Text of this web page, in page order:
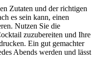
Zutaten und der richtigen
es sein kann, einen
Nutzen Sie die
zuzubereiten und Ihre
Ein gut gemachter
Abends werden und lässt